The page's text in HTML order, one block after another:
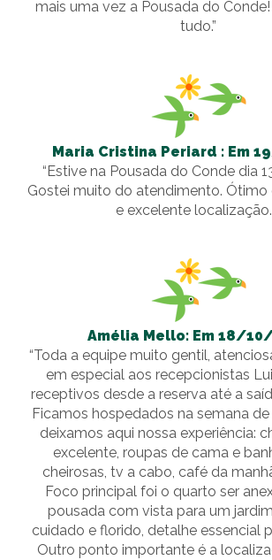
mais uma vez a Pousada do
tudo.”
Maria Cristina Periard : Em
“Estive na Pousada do Conde dia
Gostei muito do atendimento. Ótimo
e excelente localização.
Amélia Mello: Em 18/
“Toda a equipe muito gentil,
em especial aos recepcionistas
receptivos desde a reserva até a
Ficamos hospedados na semana
deixamos aqui nossa experiência:
excelente, roupas de cama e
cheirosas, tv a cabo, café da
Foco principal foi o quarto ser
pousada com vista para um
cuidado e florido, detalhe essencial
Outro ponto importante é a